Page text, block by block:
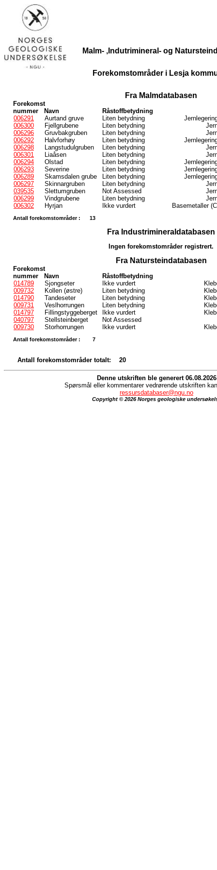
Malm- ,Indutrimineral- og
Forekomstområder i Lesja
Fra Malmdatabasen
Forekomst
nummer
Navn
Råstoffbetydning
006291
Aurtand gruve Liten betydning
006300
Fjellgrubene Liten betydning
006296
Gruvbakgruben Liten betydning
006292
Halvforhøy Liten betydning
006298
Langstudulgruben Liten betydning
006301
Liaåsen Liten betydning
006294
Olstad Liten betydning
006293
Severine Liten betydning
006289
Skamsdalen grube Liten betydning
006297
Skinnargruben Liten betydning
039535
Slettumgruben Not Assessed
006299
Vindgrubene Liten betydning
006302
Hyrjan Ikke vurdert Basemetaller
Antall forekomstområder : 13
Fra Industrimineraldatabasen
Ingen forekomstområder registrert.
Fra Natursteindatabasen
Forekomst
nummer
Navn
Råstoffbetydning
014789
Sjongseter Ikke vurdert
009732
Kollen (østre) Liten betydning
014790
Tandeseter Liten betydning
009731
Veslhorrungen Liten betydning
014797
Fillingstyggeberget Ikke vurdert
040797
Stellsteinberget Not Assessed
009730
Storhorrungen Ikke vurdert
Antall forekomstområder : 7
Antall forekomstområder totalt: 20
Denne utskriften ble generert 06.08.2026
Spørsmål eller kommentarer vedrørende utskriften
ressursdatabaser@ngu.no
Copyright © 2026 Norges geologiske